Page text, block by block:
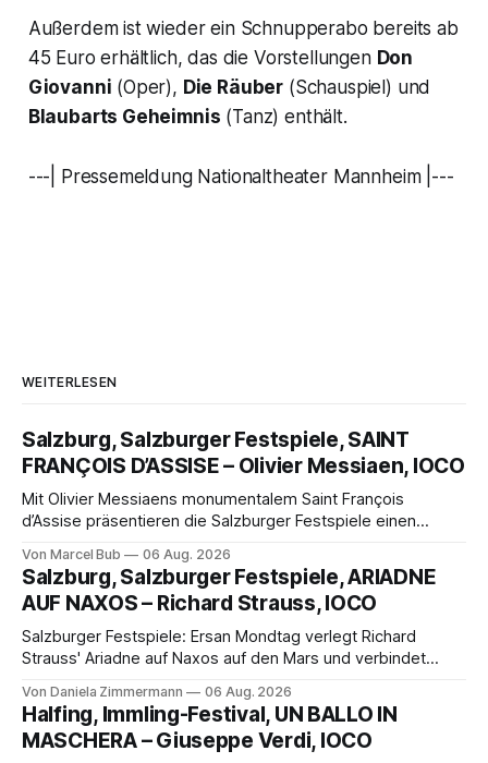
Außerdem ist wieder ein Schnupperabo bereits ab
45 Euro erhältlich, das die Vorstellungen Don
Giovanni (Oper), Die Räuber (Schauspiel) und
Blaubarts Geheimnis (Tanz) enthält.
---| Pressemeldung Nationaltheater Mannheim |---
WEITERLESEN
Salzburg, Salzburger Festspiele, SAINT
FRANÇOIS D’ASSISE – Olivier Messiaen, IOCO
Mit Olivier Messiaens monumentalem Saint François
d’Assise präsentieren die Salzburger Festspiele einen
eine bildgewaltige Inszenierung, Maxime Pascal entfaltet
die komplexe Partitur eindrucksvoll, Philippe Sly berührt als
Franziskus.
Von Marcel Bub 06 Aug. 2026
Salzburg, Salzburger Festspiele, ARIADNE
AUF NAXOS – Richard Strauss, IOCO
Salzburger Festspiele: Ersan Mondtag verlegt Richard
Strauss' Ariadne auf Naxos auf den Mars und verbindet
Aufführung mit starken Solisten und den Wiener
Philharmonikern, szenisch bleibt der zweite Akt jedoch
hinter den Erwartungen zurück.
Von Daniela Zimmermann 06 Aug. 2026
Halfing, Immling-Festival, UN BALLO IN
MASCHERA – Giuseppe Verdi, IOCO